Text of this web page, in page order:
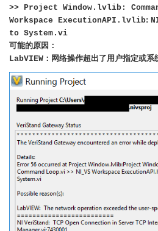
>> Project Window.lvlib:
Workspace ExecutionAPI.lvlib:
to System.vi
可能的原因：
LabVIEW：网络操作超出了用户指定或系